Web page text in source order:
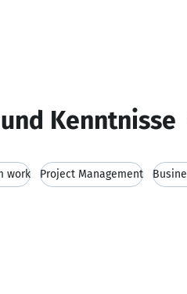
Kenntnisse
work Project Management